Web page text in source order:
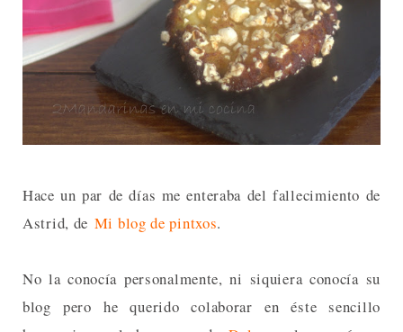
Hace un par de días me enteraba del fallecimiento de
Astrid, de Mi blog de pintxos.
No la conocía personalmente, ni siquiera conocía su
blog pero he querido colaborar en éste sencillo